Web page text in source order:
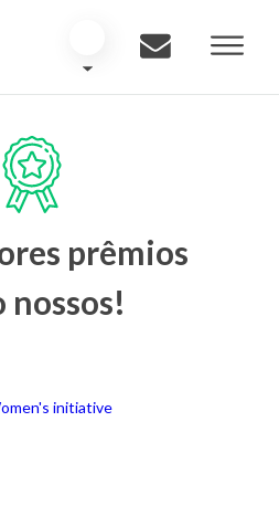
prêmios
nossos!